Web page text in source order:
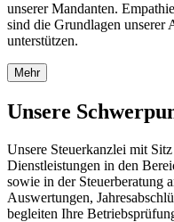
unserer Mandanten.
sind die Grundlagen unserer
unterstützen.
Mehr
Unsere
Unsere Steuerkanzlei mit
Dienstleistungen in den
sowie in der Steuerberatung
Auswertungen,
begleiten Ihre